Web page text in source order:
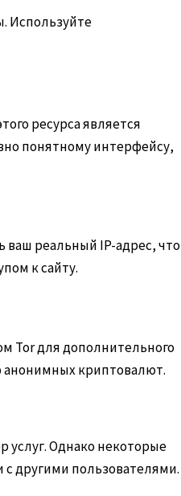
Используйте
ресурса является
понятному интерфейсу,
ваш реальный IP-адрес, что
к сайту.
Tor для дополнительного
анонимных криптовалют.
услуг. Однако некоторые
другими пользователями.